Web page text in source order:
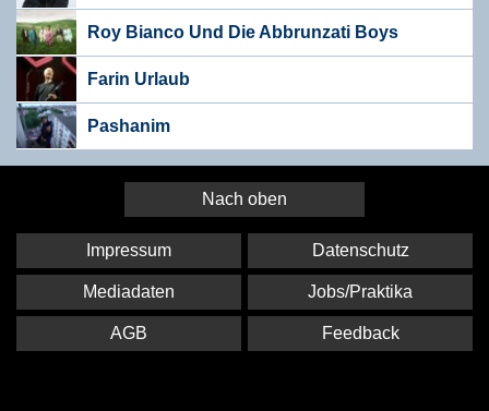
Roy Bianco Und Die Abbrunzati Boys
Farin Urlaub
Pashanim
Nach oben
Impressum Datenschutz
Mediadaten Jobs/Praktika
AGB Feedback